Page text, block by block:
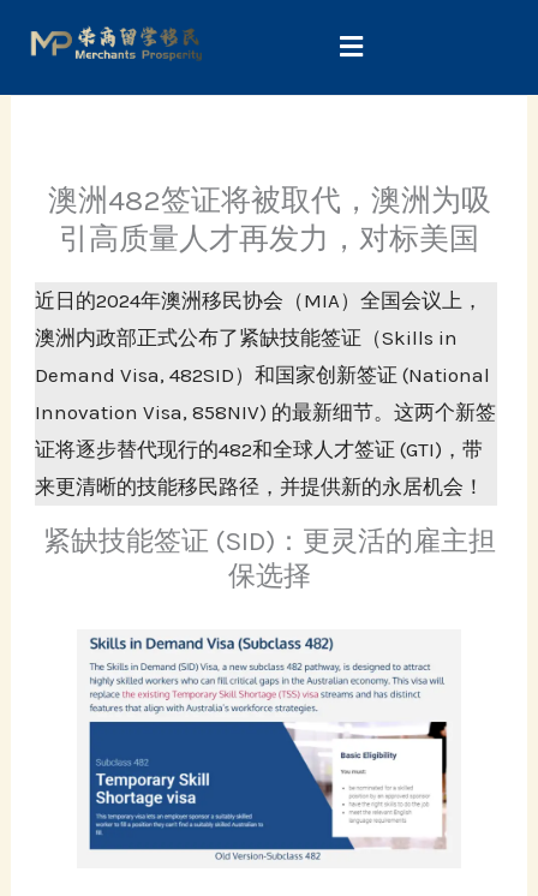
content
澳洲482签证将被取代，澳洲为吸
引高质量人才再发力，对标美国
近日的2024年澳洲移民协会（MIA）全国会议上，
澳洲内政部正式公布了紧缺技能签证（Skills in
Demand Visa, 482SID）和国家创新签证 (National
Innovation Visa, 858NIV) 的最新细节。这两个新签
证将逐步替代现行的482和全球人才签证 (GTI)，带
来更清晰的技能移民路径，并提供新的永居机会！
紧缺技能签证 (SID)：更灵活的雇主担
保选择